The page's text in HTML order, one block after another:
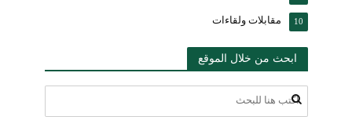
مقابلات ولقاءات 10
ابحث من خلال الموقع